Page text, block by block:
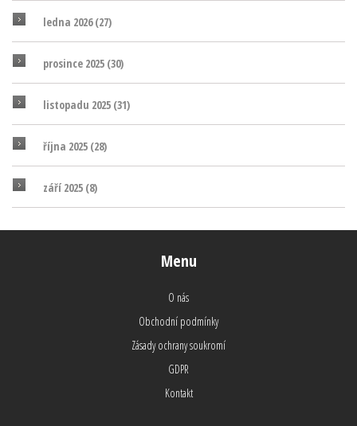
ledna 2026(27)
prosince 2025 (30)
listopadu 2025 (31)
října 2025 (28)
září 2025 (8)
Menu
O nás
Obchodní podmínky
Zásady ochrany soukromí
GDPR
Kontakt